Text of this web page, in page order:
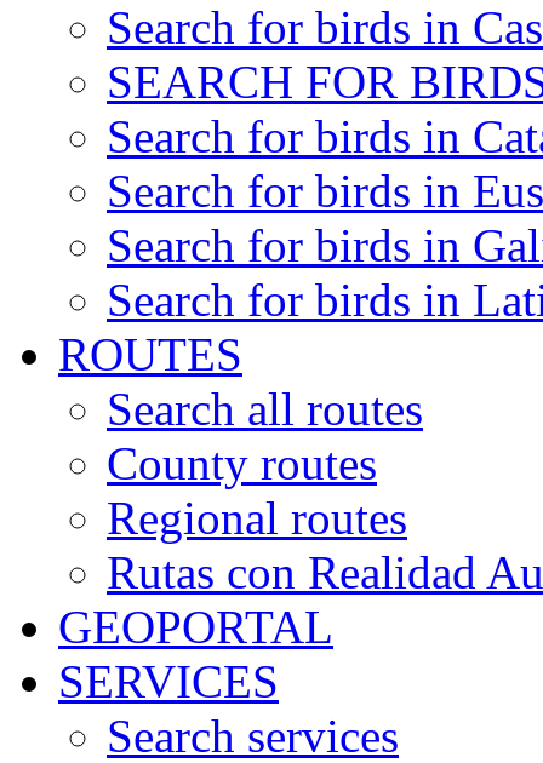
Search for birds in
SEARCH FOR
Search for birds in
Search for birds in
Search for birds in
Search for birds in
ROUTES
Search all routes
County routes
Regional routes
Rutas con Realidad
GEOPORTAL
SERVICES
Search services